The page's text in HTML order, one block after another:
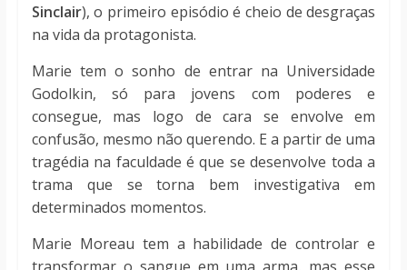
Sinclair), o primeiro episódio é cheio de desgraças
na vida da protagonista.
Marie tem o sonho de entrar na Universidade
Godolkin, só para jovens com poderes e
consegue, mas logo de cara se envolve em
confusão, mesmo não querendo. E a partir de uma
tragédia na faculdade é que se desenvolve toda a
trama que se torna bem investigativa em
determinados momentos.
Marie Moreau tem a habilidade de controlar e